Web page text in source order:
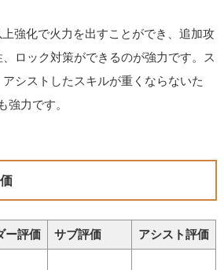
強化で火力を出すことができ、追加攻
ロック対策ができるのが強力です。ス
シストしたスキルが重くならないた
強力です。
ー評価 サブ評価 アシスト評価